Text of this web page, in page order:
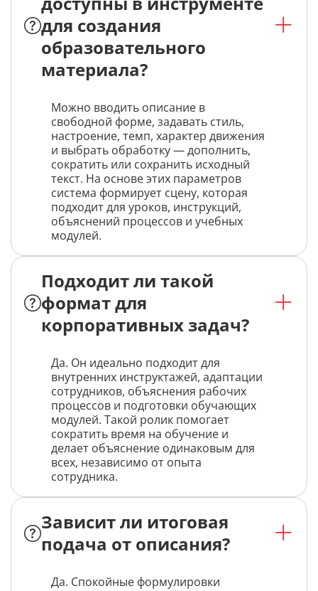
для создания
образовательного
материала?
Можно вводить описание в
свободной форме, задавать стиль,
настроение, темп, характер движения
и выбрать обработку — дополнить,
сократить или сохранить исходный
текст. На основе этих параметров
система формирует сцену, которая
подходит для уроков, инструкций,
объяснений процессов и учебных
модулей.
Подходит ли такой
формат для
корпоративных задач?
Да. Он идеально подходит для
внутренних инструктажей, адаптации
сотрудников, объяснения рабочих
процессов и подготовки обучающих
модулей. Такой ролик помогает
сократить время на обучение и
делает объяснение одинаковым для
всех, независимо от опыта
сотрудника.
Зависит ли итоговая
подача от описания?
Да. Спокойные формулировки